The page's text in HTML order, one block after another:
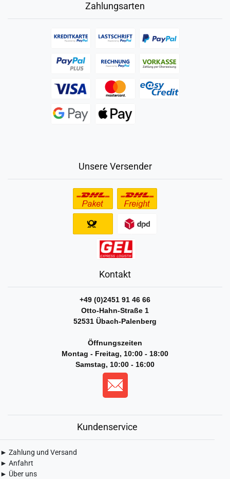
Zahlungsarten
Unsere Versender
Kontakt
+49 (0)2451 91 46 66
Otto-Hahn-Straße 1
52531 Übach-Palenberg
Öffnungszeiten
Montag - Freitag, 10:00 - 18:00
Samstag, 10:00 - 16:00
Kundenservice
► Zahlung und Versand
► Anfahrt
► Über uns